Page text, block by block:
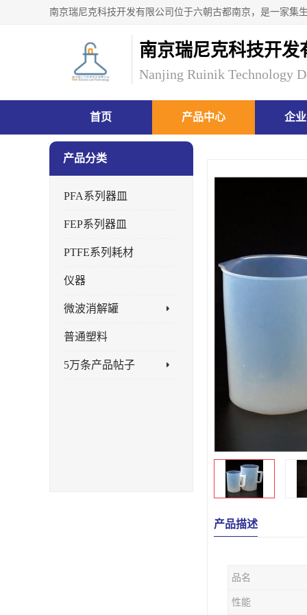
南京瑞尼克科技开发
Nanjing Ruinik Technology
首页 产品中心 企
产品分类
PFA系列器皿
FEP系列器皿
PTFE系列耗材
仪器
微波消解罐
普通塑料
5万条产品帖子
产品描述
品名
性能